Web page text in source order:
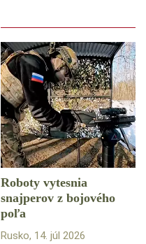
Roboty vytesnia
snajperov z bojového
poľa
Rusko, 14. júl 2026